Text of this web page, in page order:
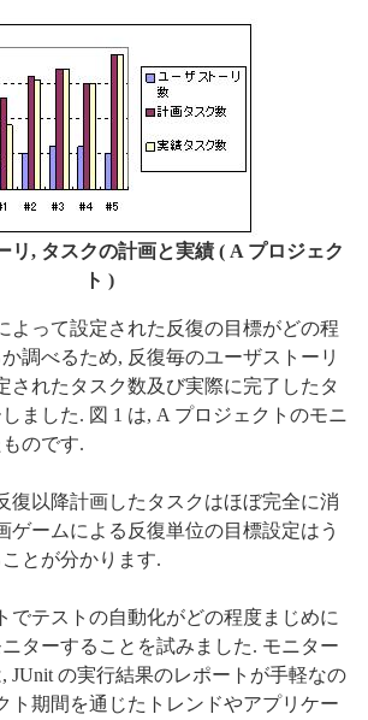
リ, タスクの計画と実績 ( A プロジェク
ト )
よって設定された反復の目標がどの程
調べるため, 反復毎のユーザストーリ
されたタスク数及び実際に完了したタ
ました. 図 1 は, A プロジェクトのモニ
のです.
復以降計画したタスクはほぼ完全に消
ゲームによる反復単位の目標設定はう
とが分かります.
でテストの自動化がどの程度まじめに
ターすることを試みました. モニター
JUnit の実行結果のレポートが手軽なの
ト期間を通じたトレンドやアプリケー